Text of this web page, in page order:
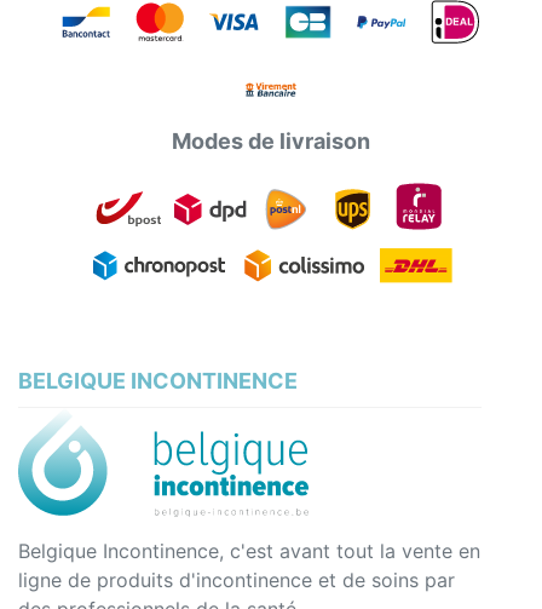
Modes de livraison
BELGIQUE INCONTINENCE
Belgique Incontinence, c'est avant tout la vente en
ligne de produits d'incontinence et de soins par